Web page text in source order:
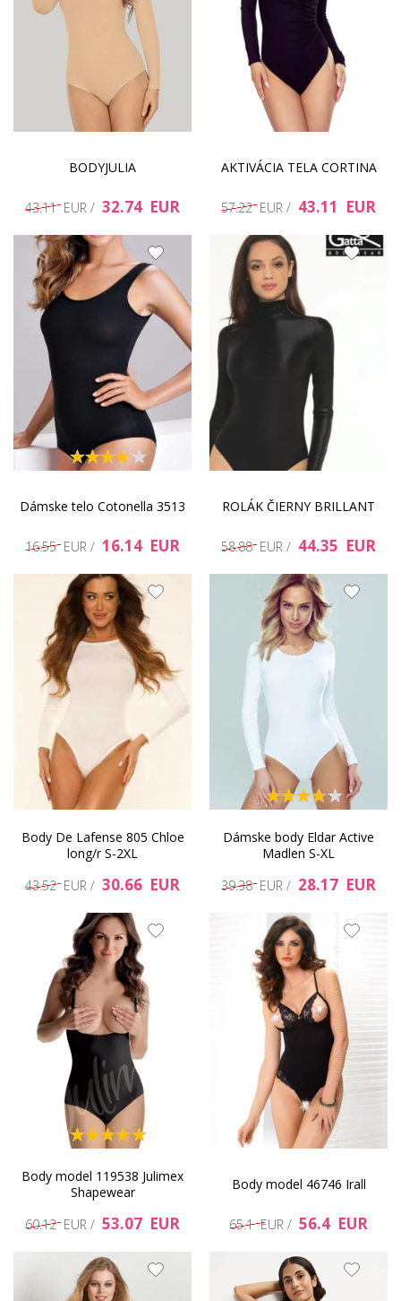
BODYJULIA
43.11 EUR / 32.74 EUR
AKTIVÁCIA TELA CORTINA
57.22 EUR / 43.11 EUR
Dámske telo Cotonella 3513
16.55 EUR / 16.14 EUR
ROLÁK ČIERNY BRILLANT
58.88 EUR / 44.35 EUR
Body De Lafense 805 Chloe
long/r S-2XL
43.52 EUR / 30.66 EUR
Dámske body Eldar Active
Madlen S-XL
39.38 EUR / 28.17 EUR
Body model 119538 Julimex
Shapewear
60.12 EUR / 53.07 EUR
Body model 46746 Irall
65.1 EUR / 56.4 EUR